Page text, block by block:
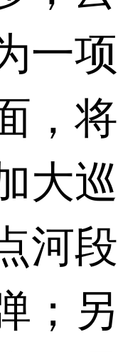
一
，
大
河
；